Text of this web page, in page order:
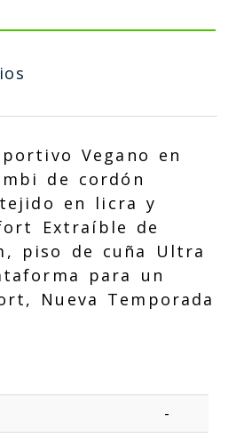
Vegano en
de cordón
en licra y
Extraíble de
piso de cuña Ultra
para un
Nueva Temporada
-